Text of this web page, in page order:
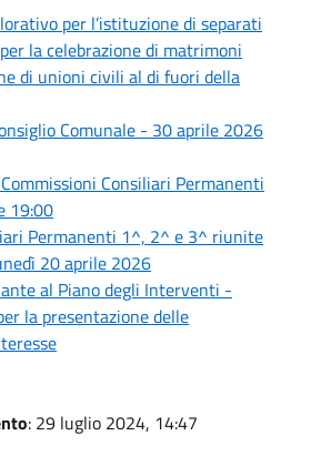
per l’istituzione di separati
la celebrazione di matrimoni
di unioni civili al di fuori della
Comunale - 30 aprile 2026
Consiliari Permanenti
19:00
Permanenti 1^, 2^ e 3^ riunite
20 aprile 2026
al Piano degli Interventi -
la presentazione delle
: 29 luglio 2024, 14:47